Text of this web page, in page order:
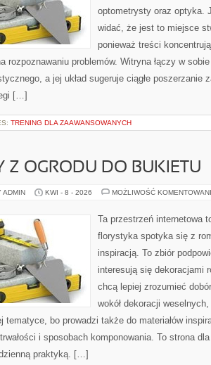
optometrysty oraz optyka.
widać, że jest to miejsce
ponieważ treści
rozpoznawaniu problemów. Witryna łączy w
a jej układ sugeruje ciągłe poszerzanie
[…]
TRENING DLA ZAAWANSOWANYCH
Z OGRODU DO BUKIETU
ADMIN KWI - 8 - 2026 MOŻLIWOŚĆ
Ta przestrzeń internetowa
florystyka spotyka się z
inspiracją. To zbiór
interesują się dekoracjami
chcą lepiej zrozumieć
wokół dekoracji
tematyce, bo prowadzi także do materiałów
i sposobach komponowania. To strona
praktyką. […]